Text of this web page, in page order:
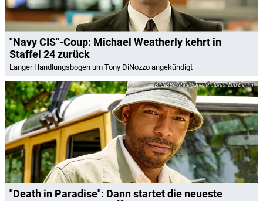
"Navy CIS"-Coup: Michael Weatherly kehrt in
Staffel 24 zurück
Langer Handlungsbogen um Tony DiNozzo angekündigt
BBC/Red Planet Pictures/Lou Denim
"Death in Paradise": Dann startet die neueste